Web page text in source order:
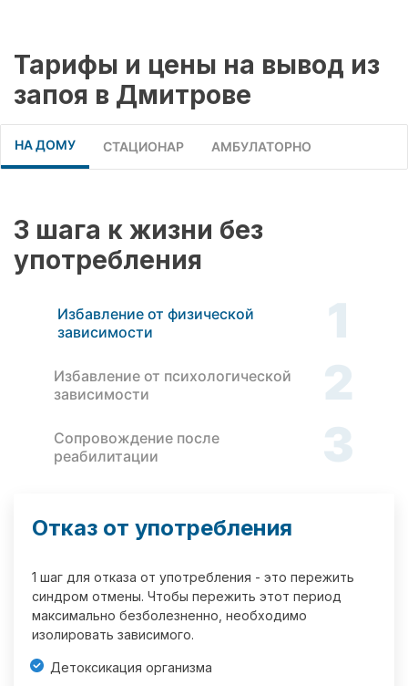
Тарифы и цены на вывод из
запоя в Дмитрове
НА ДОМУ СТАЦИОНАР АМБУЛАТОРНО
3 шага к жизни без
употребления
Избавление от физической
зависимости
1
Избавление от психологической
зависимости
2
Сопровождение после
реабилитации
3
Отказ от употребления
1 шаг для отказа от употребления - это пережить
синдром отмены. Чтобы пережить этот период
максимально безболезненно, необходимо
изолировать зависимого.
Детоксикация организма